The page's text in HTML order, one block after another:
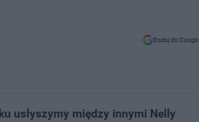
Dodaj do Google
usłyszymy między innymi Nelly